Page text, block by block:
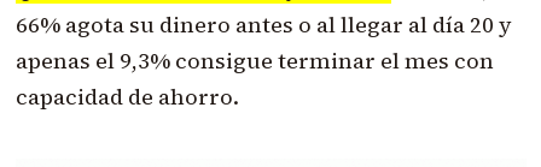
66% agota su dinero antes o al llegar al día 20 y
apenas el 9,3% consigue terminar el mes con
capacidad de ahorro.